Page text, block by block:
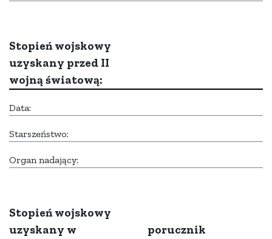
Stopień wojskowy
uzyskany przed II
wojną światową:
Data:
Starszeństwo:
Organ nadający:
Stopień wojskowy
uzyskany w
porucznik